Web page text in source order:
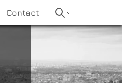
Contact